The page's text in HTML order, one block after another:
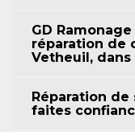
GD
réparation de
Vetheuil, dans
Réparation
faites